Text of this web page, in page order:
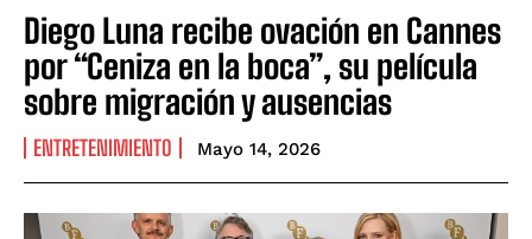
Diego Luna recibe ovación en Cannes
por “Ceniza en la boca”, su película
sobre migración y ausencias
ENTRETENIMIENTO Mayo 14, 2026